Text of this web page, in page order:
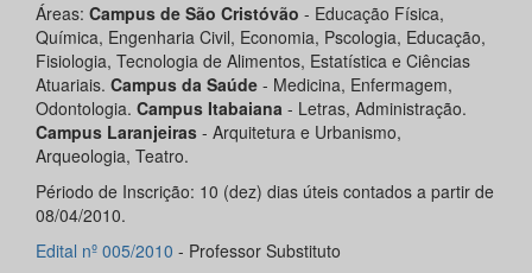
Áreas: Campus de São Cristóvão - Educação Física,
Química, Engenharia Civil, Economia, Pscologia, Educação,
Fisiologia, Tecnologia de Alimentos, Estatística e Ciências
Atuariais. Campus da Saúde - Medicina, Enfermagem,
Odontologia. Campus Itabaiana - Letras, Administração.
Campus Laranjeiras - Arquitetura e Urbanismo,
Arqueologia, Teatro.
Périodo de Inscrição: 10 (dez) dias úteis contados a partir de
08/04/2010.
Edital nº 005/2010 - Professor Substituto